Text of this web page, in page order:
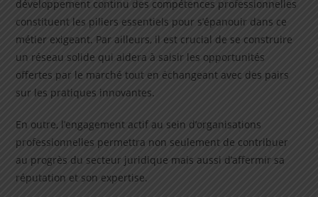
développement continu des compétences professionnelles
constituent les piliers essentiels pour s’épanouir dans ce
métier exigeant. Par ailleurs, il est crucial de se construire
un réseau solide qui aidera à saisir les opportunités
offertes par le marché tout en échangeant avec des pairs
sur les pratiques innovantes.
En outre, l’engagement actif au sein d’organisations
professionnelles permettra non seulement de contribuer
au progrès du secteur juridique mais aussi d’affermir sa
réputation et son expertise.